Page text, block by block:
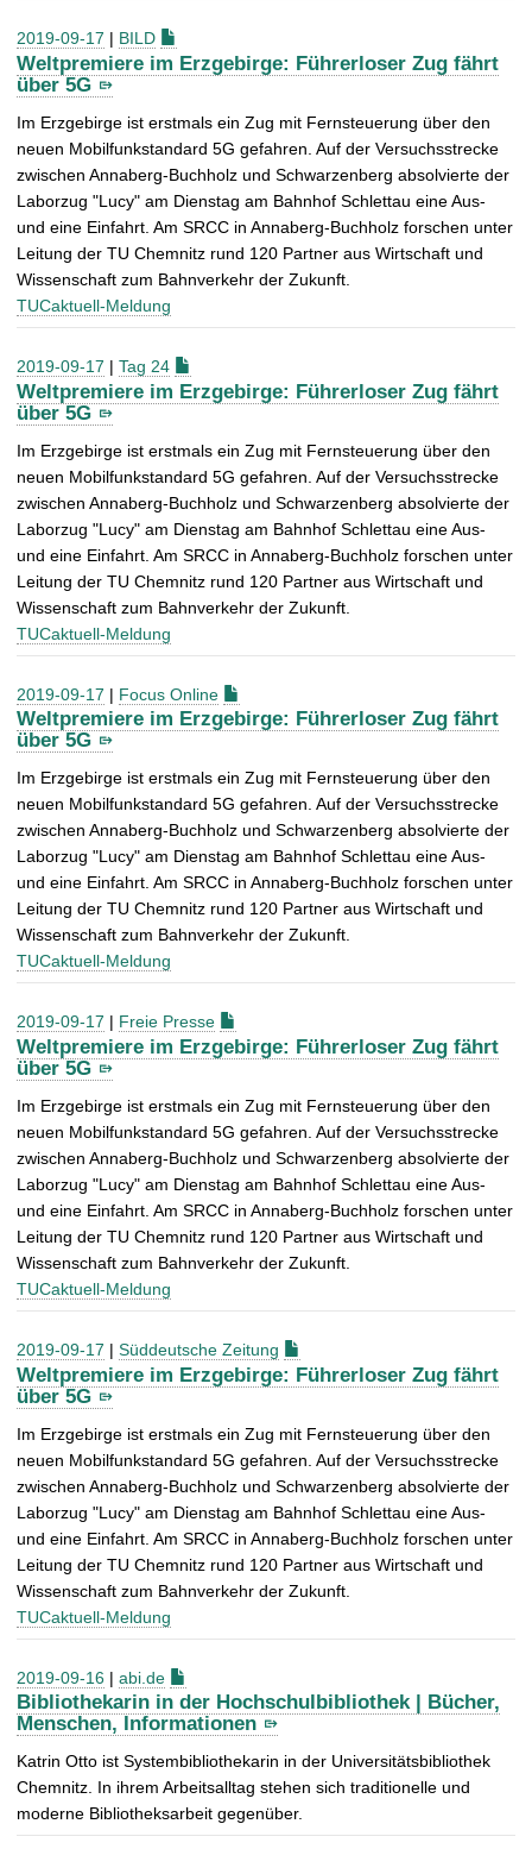
2019-09-17 | BILD
Weltpremiere im Erzgebirge: Führerloser Zug fährt
über 5G
Im Erzgebirge ist erstmals ein Zug mit Fernsteuerung über den
neuen Mobilfunkstandard 5G gefahren. Auf der Versuchsstrecke
zwischen Annaberg-Buchholz und Schwarzenberg absolvierte der
Laborzug "Lucy" am Dienstag am Bahnhof Schlettau eine Aus-
und eine Einfahrt. Am SRCC in Annaberg-Buchholz forschen unter
Leitung der TU Chemnitz rund 120 Partner aus Wirtschaft und
Wissenschaft zum Bahnverkehr der Zukunft.
TUCaktuell-Meldung
2019-09-17 | Tag 24
Weltpremiere im Erzgebirge: Führerloser Zug fährt
über 5G
Im Erzgebirge ist erstmals ein Zug mit Fernsteuerung über den
neuen Mobilfunkstandard 5G gefahren. Auf der Versuchsstrecke
zwischen Annaberg-Buchholz und Schwarzenberg absolvierte der
Laborzug "Lucy" am Dienstag am Bahnhof Schlettau eine Aus-
und eine Einfahrt. Am SRCC in Annaberg-Buchholz forschen unter
Leitung der TU Chemnitz rund 120 Partner aus Wirtschaft und
Wissenschaft zum Bahnverkehr der Zukunft.
TUCaktuell-Meldung
2019-09-17 | Focus Online
Weltpremiere im Erzgebirge: Führerloser Zug fährt
über 5G
Im Erzgebirge ist erstmals ein Zug mit Fernsteuerung über den
neuen Mobilfunkstandard 5G gefahren. Auf der Versuchsstrecke
zwischen Annaberg-Buchholz und Schwarzenberg absolvierte der
Laborzug "Lucy" am Dienstag am Bahnhof Schlettau eine Aus-
und eine Einfahrt. Am SRCC in Annaberg-Buchholz forschen unter
Leitung der TU Chemnitz rund 120 Partner aus Wirtschaft und
Wissenschaft zum Bahnverkehr der Zukunft.
TUCaktuell-Meldung
2019-09-17 | Freie Presse
Weltpremiere im Erzgebirge: Führerloser Zug fährt
über 5G
Im Erzgebirge ist erstmals ein Zug mit Fernsteuerung über den
neuen Mobilfunkstandard 5G gefahren. Auf der Versuchsstrecke
zwischen Annaberg-Buchholz und Schwarzenberg absolvierte der
Laborzug "Lucy" am Dienstag am Bahnhof Schlettau eine Aus-
und eine Einfahrt. Am SRCC in Annaberg-Buchholz forschen unter
Leitung der TU Chemnitz rund 120 Partner aus Wirtschaft und
Wissenschaft zum Bahnverkehr der Zukunft.
TUCaktuell-Meldung
2019-09-17 | Süddeutsche Zeitung
Weltpremiere im Erzgebirge: Führerloser Zug fährt
über 5G
Im Erzgebirge ist erstmals ein Zug mit Fernsteuerung über den
neuen Mobilfunkstandard 5G gefahren. Auf der Versuchsstrecke
zwischen Annaberg-Buchholz und Schwarzenberg absolvierte der
Laborzug "Lucy" am Dienstag am Bahnhof Schlettau eine Aus-
und eine Einfahrt. Am SRCC in Annaberg-Buchholz forschen unter
Leitung der TU Chemnitz rund 120 Partner aus Wirtschaft und
Wissenschaft zum Bahnverkehr der Zukunft.
TUCaktuell-Meldung
2019-09-16 | abi.de
Bibliothekarin in der Hochschulbibliothek | Bücher,
Menschen, Informationen
Katrin Otto ist Systembibliothekarin in der Universitätsbibliothek
Chemnitz. In ihrem Arbeitsalltag stehen sich traditionelle und
moderne Bibliotheksarbeit gegenüber.